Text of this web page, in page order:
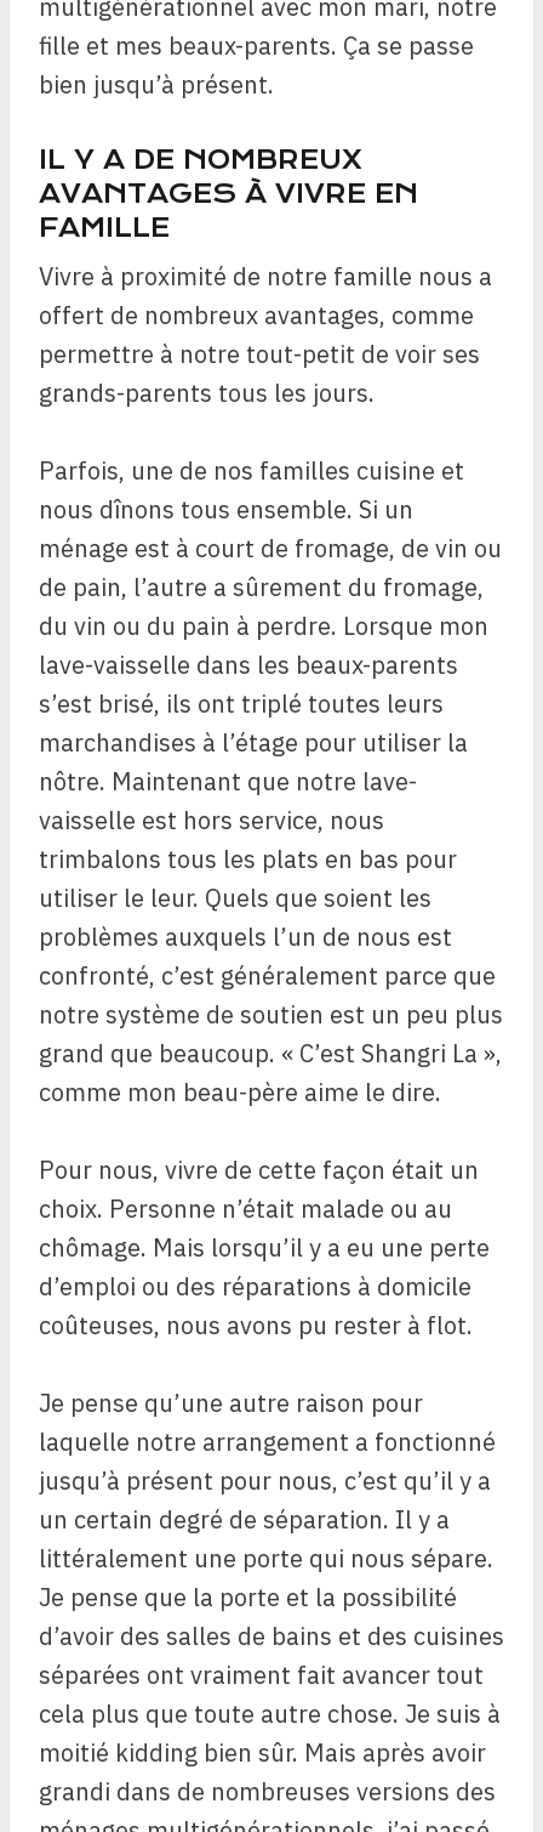
multigénérationnel avec mon mari, notre
fille et mes beaux-parents. Ça se passe
bien jusqu’à présent.
IL Y A DE NOMBREUX
AVANTAGES À VIVRE EN
FAMILLE
Vivre à proximité de notre famille nous a
offert de nombreux avantages, comme
permettre à notre tout-petit de voir ses
grands-parents tous les jours.
Parfois, une de nos familles cuisine et
nous dînons tous ensemble. Si un
ménage est à court de fromage, de vin ou
de pain, l’autre a sûrement du fromage,
du vin ou du pain à perdre. Lorsque mon
lave-vaisselle dans les beaux-parents
s’est brisé, ils ont triplé toutes leurs
marchandises à l’étage pour utiliser la
nôtre. Maintenant que notre lave-
vaisselle est hors service, nous
trimbalons tous les plats en bas pour
utiliser le leur. Quels que soient les
problèmes auxquels l’un de nous est
confronté, c’est généralement parce que
notre système de soutien est un peu plus
grand que beaucoup. « C’est Shangri La »,
comme mon beau-père aime le dire.
Pour nous, vivre de cette façon était un
choix. Personne n’était malade ou au
chômage. Mais lorsqu’il y a eu une perte
d’emploi ou des réparations à domicile
coûteuses, nous avons pu rester à flot.
Je pense qu’une autre raison pour
laquelle notre arrangement a fonctionné
jusqu’à présent pour nous, c’est qu’il y a
un certain degré de séparation. Il y a
littéralement une porte qui nous sépare.
Je pense que la porte et la possibilité
d’avoir des salles de bains et des cuisines
séparées ont vraiment fait avancer tout
cela plus que toute autre chose. Je suis à
moitié kidding bien sûr. Mais après avoir
grandi dans de nombreuses versions des